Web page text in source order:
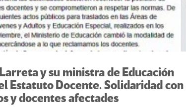
y su ministra de Educación
Estatuto Docente. Solidaridad con
y docentes afectades